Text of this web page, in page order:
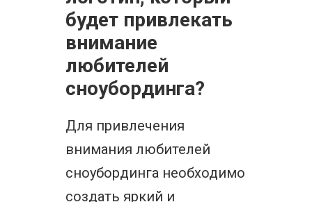
будет привлекать
внимание
любителей
сноубординга?
Для привлечения
внимания любителей
сноубординга необходимо
создать яркий и